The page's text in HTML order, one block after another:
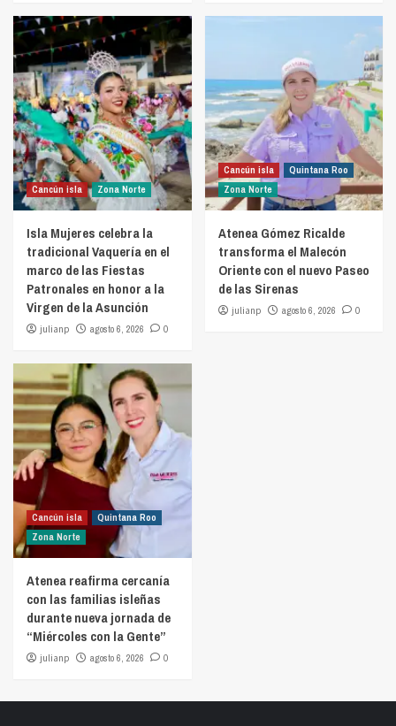
Cancún isla Zona Norte
Isla Mujeres celebra la
tradicional Vaquería en el
marco de las Fiestas
Patronales en honor a la
Virgen de la Asunción
julianp agosto 6, 2026 0
Cancún isla
Quintana Roo
Zona Norte
Atenea Gómez Ricalde
transforma el Malecón
Oriente con el nuevo Paseo
de las Sirenas
julianp agosto 6, 2026 0
Cancún isla
Quintana Roo
Zona Norte
Atenea reafirma cercanía
con las familias isleñas
durante nueva jornada de
“Miércoles con la Gente”
julianp agosto 6, 2026 0